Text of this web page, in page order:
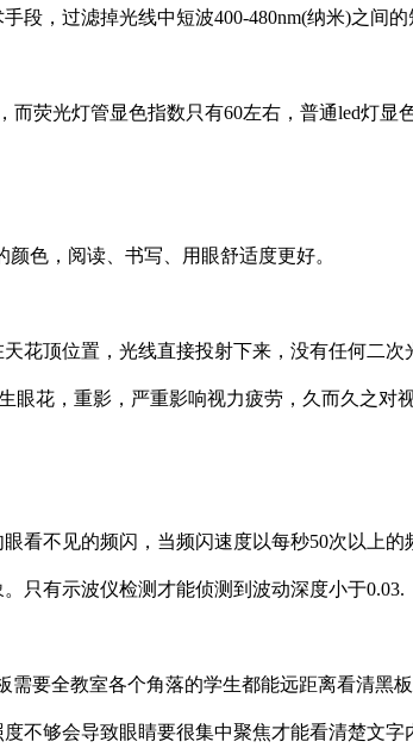
段，过滤掉光线中短波400-480nm(纳米)之间
荧光灯管显色指数只有60左右，普通led灯
色，阅读、书写、用眼舒适度更好。
花顶位置，光线直接投射下来，没有任何二
眼花，重影，严重影响视力疲劳，久而久之
看不见的频闪，当频闪速度以每秒50次以上
只有示波仪检测才能侦测到波动深度小于0.03.
需要全教室各个角落的学生都能远距离看清
不够会导致眼睛要很集中聚焦才能看清楚文